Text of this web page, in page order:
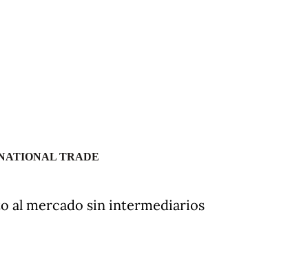
TRADE
al mercado sin intermediarios